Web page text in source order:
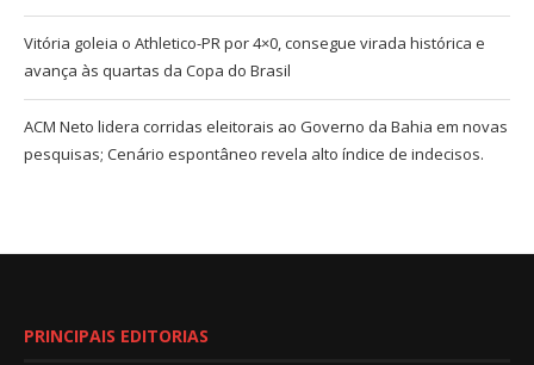
Vitória goleia o Athletico-PR por 4×0, consegue virada histórica e
avança às quartas da Copa do Brasil
ACM Neto lidera corridas eleitorais ao Governo da Bahia em novas
pesquisas; Cenário espontâneo revela alto índice de indecisos.
PRINCIPAIS EDITORIAS